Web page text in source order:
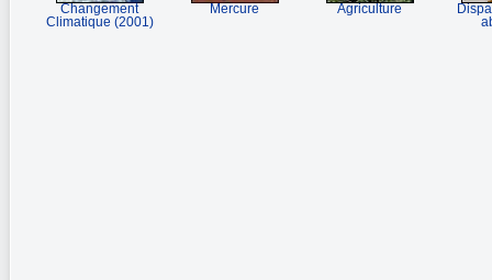
Changement
Climatique (2001)
Mercure Agriculture